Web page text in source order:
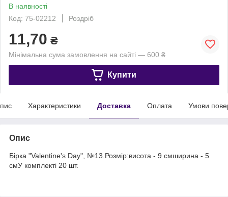
В наявності
Код: 75-02212
Роздріб
11,70 ₴
Мінімальна сума замовлення на сайті — 600 ₴
Купити
Характеристики Доставка Оплата Умови
Опис
Бірка "Valentine's Day", №13.Розмір:висота - 9 смширина - 5
смУ комплекті 20 шт.